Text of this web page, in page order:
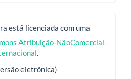
está licenciada com uma
Atribuição-NãoComercial-
.
eletrônica)